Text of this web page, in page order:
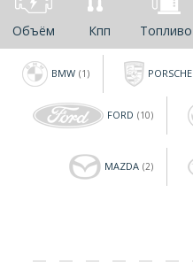
Объём Кпп Топливо
BMW (1) PORSCHE
FORD (10)
MAZDA (2)